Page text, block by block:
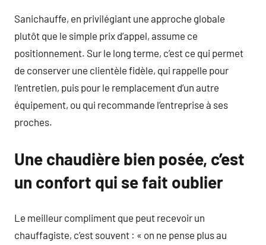
Sanichauffe, en privilégiant une approche globale
plutôt que le simple prix d’appel, assume ce
positionnement. Sur le long terme, c’est ce qui permet
de conserver une clientèle fidèle, qui rappelle pour
l’entretien, puis pour le remplacement d’un autre
équipement, ou qui recommande l’entreprise à ses
proches.
Une chaudière bien posée, c’est
un confort qui se fait oublier
Le meilleur compliment que peut recevoir un
chauffagiste, c’est souvent : « on ne pense plus au